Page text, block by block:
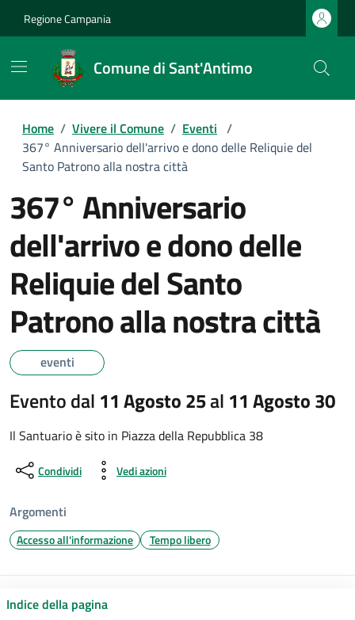
Regione Campania
Comune di Sant'Antimo
Home / Vivere il Comune / Eventi /
367° Anniversario dell'arrivo e dono delle Reliquie del
Santo Patrono alla nostra città
367° Anniversario
dell'arrivo e dono delle
Reliquie del Santo
Patrono alla nostra città
eventi
Evento dal 11 Agosto 25al 11 Agosto 30
Il Santuario è sito in Piazza della Repubblica 38
Condividi Vedi azioni
Argomenti
Accesso all'informazione Tempo libero
Indice della pagina